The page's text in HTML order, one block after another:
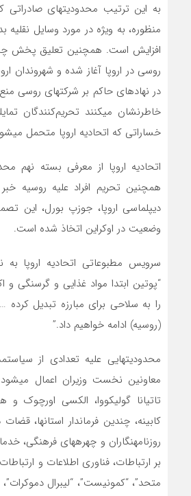
به این ترتیب محدودیتهای صادراتی
منظوره، به ویژه در مورد وسایل
افزایش است. همچنین تعلیق پخش
روسی در اروپا آغاز شده و شهروندان
در نهادهای حاکم بر شرکتهای روسی
خاطرنشان میکنند تحریم‌کنندگان
خساراتی که اتحادیه اروپا متحمل
اتحادیه اروپا از معرفی بسته نهم
همچنین تحریم افراد علیه روسیه
دیپلماسی اروپا، جوزپ بورل، این
وضعیت در اوکراین اتخاذ شده است.
سرویس مطبوعاتی اتحادیه اروپا به
“پوتین ابتدا مواد غذایی و گرسنگی
را به سلاحی برای مبارزه تبدیل کرده
(روسیه) ادامه خواهیم داد.”
محدودیتهایی علیه تعدادی از
معاونین نخست وزیران اعمال میشود:
تاتیانا گولیکووا، الکسی اورچوک
کابینه، چندین فرماندار استانها،
روزنامهنگاران و چهرههای فرهنگی،
بر ارتباطات، فناوری اطلاعات و
متحد”، “کمونیست”، “لیبرال